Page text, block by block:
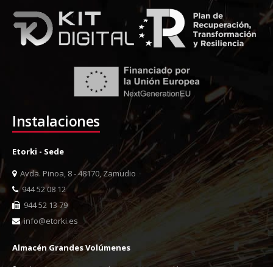
Instalaciones
Etorki - Sede
Avda. Pinoa, 8 - 48170, Zamudio
944 52 08 12
944 52 13 79
info@etorki.es
Almacén Grandes Volúmenes